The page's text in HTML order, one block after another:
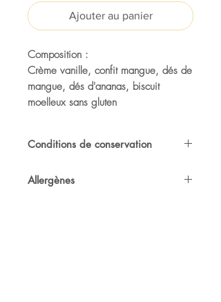
Ajouter au panier
Composition :
Crème vanille, confit mangue, dés de
mangue, dés d'ananas, biscuit
moelleux sans gluten
Conditions de conservation
àconsommer dans les 2 jours
Allergènes